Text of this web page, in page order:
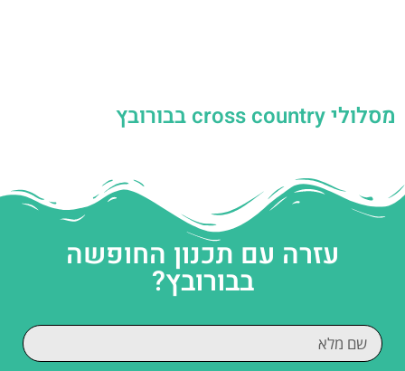
מסלולי cross country בבורובץ
עזרה עם תכנון החופשה
בבורובץ?